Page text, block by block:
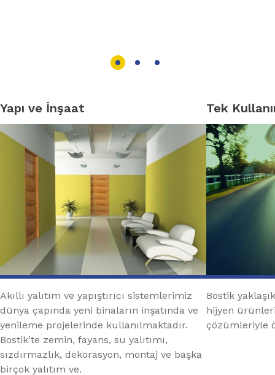
Yapı ve İnşaat
Akıllı yalıtım ve yapıştırıcı sistemlerimiz
dünya çapında yeni binaların inşatında ve
yenileme projelerinde kullanılmaktadır.
Bostik’te zemin, fayans, su yalıtımı,
sızdırmazlık, dekorasyon, montaj ve başka
birçok yalıtım ve.
Tek
Bostik
hijyen ürünleri
çözümleriyle